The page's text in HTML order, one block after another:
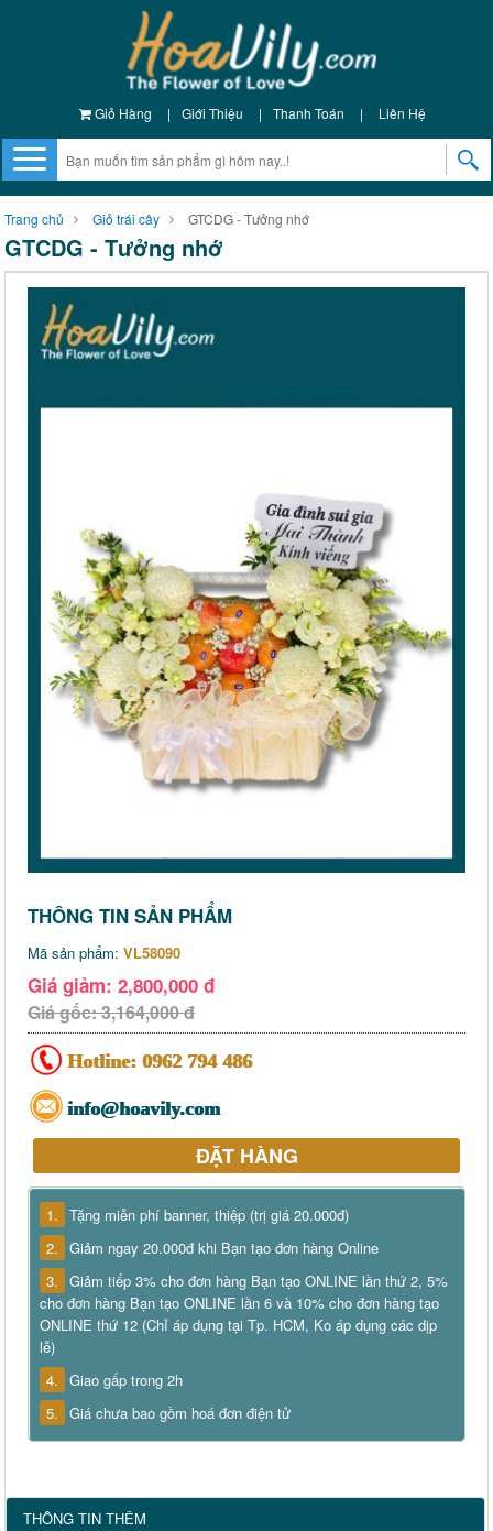
Giỏ Hàng | Giới Thiệu | Thanh Toán | Liên Hệ
Trang chủ Giỏ trái cây GTCDG - Tưởng nhớ
GTCDG - Tưởng nhớ
THÔNG TIN SẢN PHẨM
Mã sản phẩm: VL58090
Giá giảm: 2,800,000 đ
Giá gốc: 3,164,000 đ
Hotline: 0962 794 486
info@hoavily.com
ĐẶT HÀNG
1. Tặng miễn phí banner, thiệp (trị giá 20.000đ)
2. Giảm ngay 20.000đ khi Bạn tạo đơn hàng Online
3. Giảm tiếp 3% cho đơn hàng Bạn tạo ONLINE lần thứ 2, 5%
cho đơn hàng Bạn tạo ONLINE lần 6 và 10% cho đơn hàng tạo
ONLINE thứ 12 (Chỉ áp dụng tại Tp. HCM, Ko áp dụng các dịp
lễ)
4. Giao gấp trong 2h
5. Giá chưa bao gồm hoá đơn điện tử
THÔNG TIN THÊM